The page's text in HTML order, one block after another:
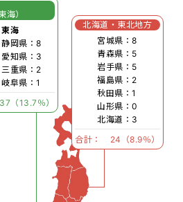
海）
東海
静岡県：8
愛知県：3
三重県：2
岐阜県：1
37（13.7％）
北海道・東北地方
宮城県：8
青森県：5
岩手県：5
福島県：2
秋田県：1
山形県：0
北海道：3
合計：
24（8.9％）